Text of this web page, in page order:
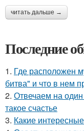
читать дальше →
Последние
1. Где расположен
битва" и что в нем
2. Отвечаем на
такое счастье
3. Какие